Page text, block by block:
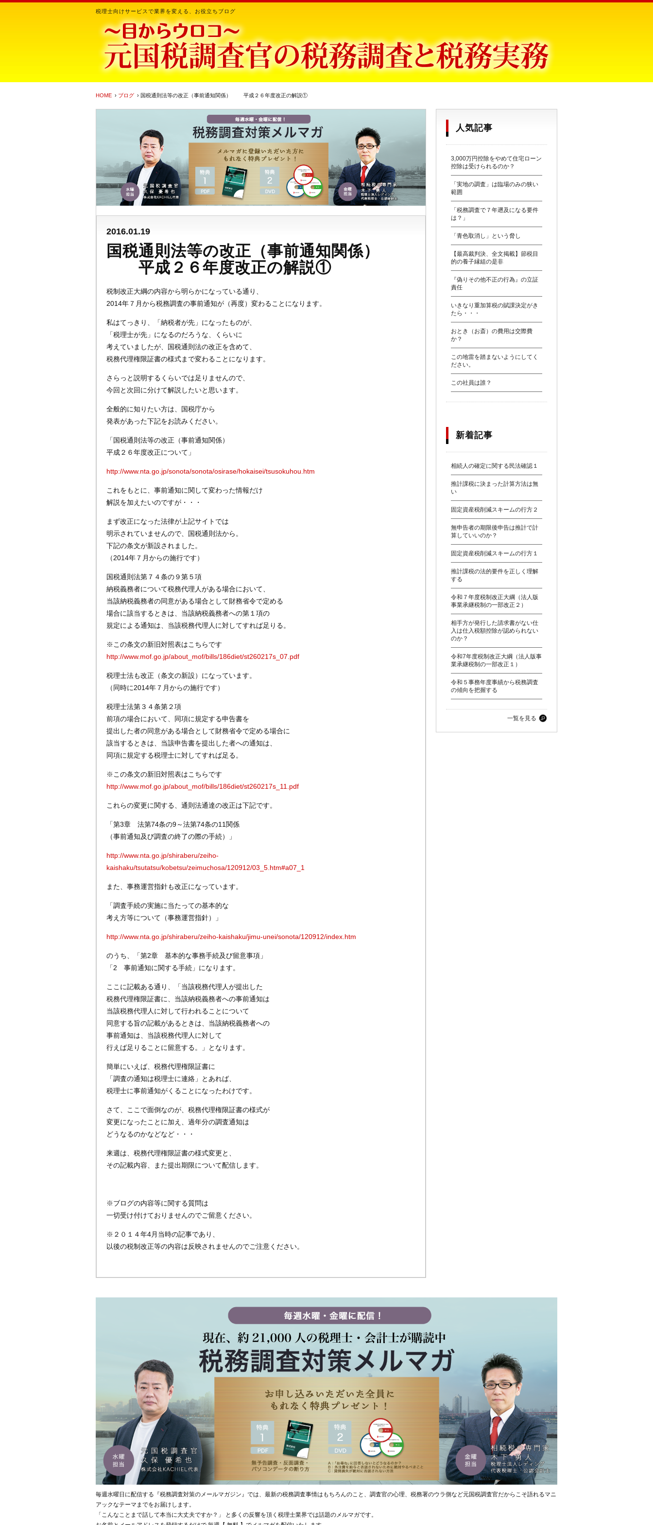
税理士向けサービスで業界を変える、お役立ちブログ
HOME › ブログ › 国税通則法等の改正（事前通知関係） 平成２６年度改正の解説①
2016.01.19
国税通則法等の改正（事前通知関係）
平成２６年度改正の解説①
税制改正大綱の内容から明らかになっている通り、
2014年７月から税務調査の事前通知が（再度）変わることになります。
私はてっきり、「納税者が先」になったものが、
「税理士が先」になるのだろうな、くらいに
考えていましたが、国税通則法の改正を含めて、
税務代理権限証書の様式まで変わることになります。
さらっと説明するくらいでは足りませんので、
今回と次回に分けて解説したいと思います。
全般的に知りたい方は、国税庁から
発表があった下記をお読みください。
「国税通則法等の改正（事前通知関係）
平成２６年度改正について」
http://www.nta.go.jp/sonota/sonota/osirase/hokaisei/tsusokuhou.htm
これをもとに、事前通知に関して変わった情報だけ
解説を加えたいのですが・・・
まず改正になった法律が上記サイトでは
明示されていませんので、国税通則法から。
下記の条文が新設されました。
（2014年７月からの施行です）
国税通則法第７４条の９第５項
納税義務者について税務代理人がある場合において、
当該納税義務者の同意がある場合として財務省令で定める
場合に該当するときは、当該納税義務者への第１項の
規定による通知は、当該税務代理人に対してすれば足りる。
※この条文の新旧対照表はこちらです
http://www.mof.go.jp/about_mof/bills/186diet/st260217s_07.pdf
税理士法も改正（条文の新設）になっています。
（同時に2014年７月からの施行です）
税理士法第３４条第２項
前項の場合において、同項に規定する申告書を
提出した者の同意がある場合として財務省令で定める場合に
該当するときは、当該申告書を提出した者への通知は、
同項に規定する税理士に対してすれば足る。
※この条文の新旧対照表はこちらです
http://www.mof.go.jp/about_mof/bills/186diet/st260217s_11.pdf
これらの変更に関する、通則法通達の改正は下記です。
「第3章 法第74条の9～法第74条の11関係
（事前通知及び調査の終了の際の手続）」
http://www.nta.go.jp/shiraberu/zeiho-
kaishaku/tsutatsu/kobetsu/zeimuchosa/120912/03_5.htm#a07_1
また、事務運営指針も改正になっています。
「調査手続の実施に当たっての基本的な
考え方等について（事務運営指針）」
http://www.nta.go.jp/shiraberu/zeiho-kaishaku/jimu-unei/sonota/120912/index.htm
のうち、「第2章 基本的な事務手続及び留意事項」
「2 事前通知に関する手続」になります。
ここに記載ある通り、「当該税務代理人が提出した
税務代理権限証書に、当該納税義務者への事前通知は
当該税務代理人に対して行われることについて
同意する旨の記載があるときは、当該納税義務者への
事前通知は、当該税務代理人に対して
行えば足りることに留意する。」となります。
簡単にいえば、税務代理権限証書に
「調査の通知は税理士に連絡」とあれば、
税理士に事前通知がくることになったわけです。
さて、ここで面倒なのが、税務代理権限証書の様式が
変更になったことに加え、過年分の調査通知は
どうなるのかなどなど・・・
来週は、税務代理権限証書の様式変更と、
その記載内容、また提出期限について配信します。
※ブログの内容等に関する質問は
一切受け付けておりませんのでご留意ください。
※２０１４年4月当時の記事であり、
以後の税制改正等の内容は反映されませんのでご注意ください。
人気記事
3,000万円控除をやめて住宅ローン
控除は受けられるのか？
「実地の調査」は臨場のみの狭い
範囲
「税務調査で７年遡及になる要件
は？」
「青色取消し」という脅し
【最高裁判決、全文掲載】節税目
的の養子縁組の是非
『偽りその他不正の行為』の立証
責任
いきなり重加算税の賦課決定がき
たら・・・
おとき（お斎）の費用は交際費
か？
この地雷を踏まないようにしてく
ださい。
この社員は誰？
新着記事
相続人の確定に関する民法確認１
推計課税に決まった計算方法は無
い
固定資産税削減スキームの行方２
無申告者の期限後申告は推計で計
算していいのか？
固定資産税削減スキームの行方１
推計課税の法的要件を正しく理解
する
令和７年度税制改正大綱（法人版
事業承継税制の一部改正２）
相手方が発行した請求書がない仕
入は仕入税額控除が認められない
のか？
令和7年度税制改正大綱（法人版事
業承継税制の一部改正１）
令和５事務年度事績から税務調査
の傾向を把握する
一覧を見る
毎週水曜日に配信する『税務調査対策のメールマガジン』では、最新の税務調査事情はもちろんのこと、調査官の心理、税務署のウラ側など元国税調査官だからこそ語れるマニ
アックなテーマまでをお届けします。
「こんなことまで話して本当に大丈夫ですか？」 と多くの反響を頂く税理士業界では話題のメルマガです。